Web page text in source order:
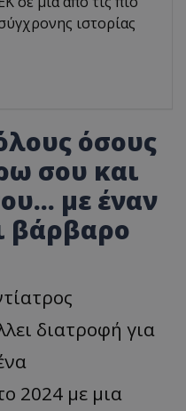
ιστορίας
όσους
σου και
με έναν
βάρβαρο
διατροφή για
2024 με μια